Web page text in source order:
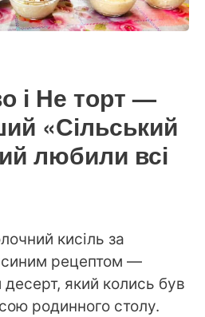
і Не торт —
«Сільський
любили всі
кисіль за
рецептом —
який колись був
родинного столу.